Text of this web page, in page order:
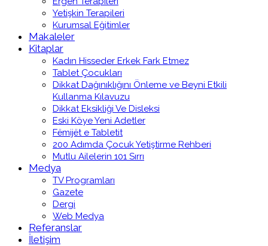
Yetişkin Terapileri
Kurumsal Eğitimler
Makaleler
Kitaplar
Kadın Hisseder Erkek Fark Etmez
Tablet Çocukları
Dikkat Dağınıklığını Önleme ve Beyni Etkili
Kullanma Kılavuzu
Dikkat Eksikliği Ve Disleksi
Eski Köye Yeni Adetler
Fëmijët e Tabletit
200 Adımda Çocuk Yetiştirme Rehberi
Mutlu Ailelerin 101 Sırrı
Medya
TV Programları
Gazete
Dergi
Web Medya
Referanslar
İletişim